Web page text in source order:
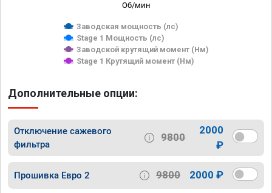
Об/мин
Заводская мощность (лс)
Stage 1 Мощность (лс)
Заводской крутящий момент (Нм)
Stage 1 Крутящий момент (Нм)
Дополнительные опции:
Отключение сажевого
фильтра
9800
2000
₽
Прошивка Евро 2 9800 2000 ₽